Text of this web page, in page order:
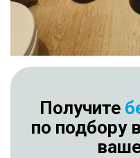
Получите
по подбору